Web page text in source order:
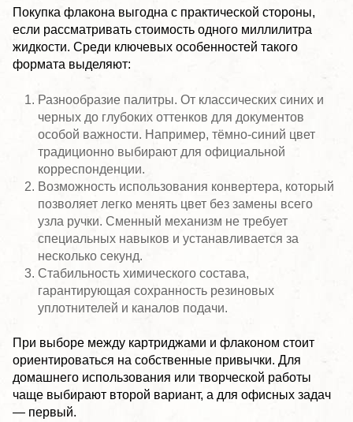
Покупка флакона выгодна с практической стороны,
если рассматривать стоимость одного миллилитра
жидкости. Среди ключевых особенностей такого
формата выделяют:
Разнообразие палитры. От классических синих и
черных до глубоких оттенков для документов
особой важности. Например, тёмно-синий цвет
традиционно выбирают для официальной
корреспонденции.
Возможность использования конвертера, который
позволяет легко менять цвет без замены всего
узла ручки. Сменный механизм не требует
специальных навыков и устанавливается за
несколько секунд.
Стабильность химического состава,
гарантирующая сохранность резиновых
уплотнителей и каналов подачи.
При выборе между картриджами и флаконом стоит
ориентироваться на собственные привычки. Для
домашнего использования или творческой работы
чаще выбирают второй вариант, а для офисных задач
— первый.